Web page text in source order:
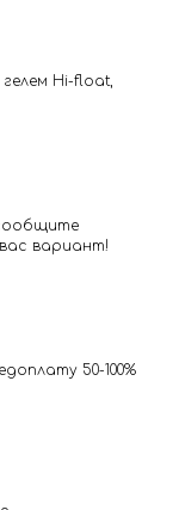
Hi-float,
вариант!
50-100%